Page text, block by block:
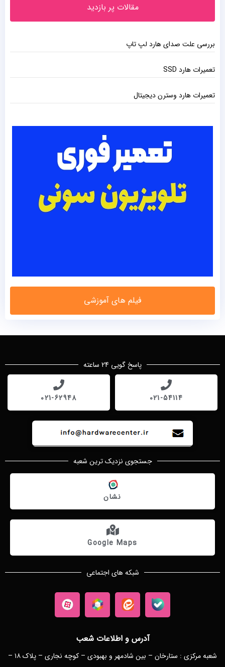
مقالات پر بازدید
بررسی علت صدای هارد لپ تاپ
تعمیرات هارد SSD
تعمیرات هارد وسترن دیجیتال
فیلم های آموزشی
آدرس و اطلاعات شعب
شعبه مرکزی : ستارخان – بین شادمهر و بهبودی – کوچه نجاری – پلاک ۱۸ –
پاسخ گویی 24 ساعته
021-54114
021-62948
جستجوی نزدیک ترین شعبه
Google Maps
نشان
شبکه های اجتماعی